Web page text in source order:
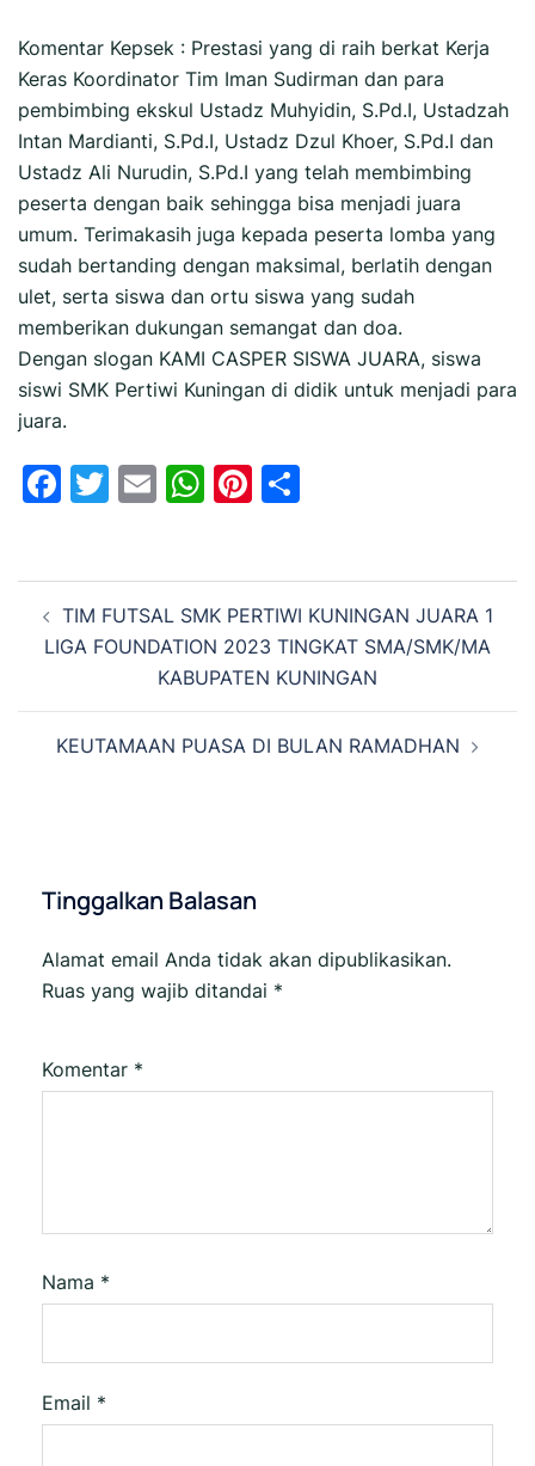
Komentar Kepsek : Prestasi yang di raih berkat Kerja
Keras Koordinator Tim Iman Sudirman dan para
pembimbing ekskul Ustadz Muhyidin, S.Pd.I, Ustadzah
Intan Mardianti, S.Pd.I, Ustadz Dzul Khoer, S.Pd.I dan
Ustadz Ali Nurudin, S.Pd.I yang telah membimbing
peserta dengan baik sehingga bisa menjadi juara
umum. Terimakasih juga kepada peserta lomba yang
sudah bertanding dengan maksimal, berlatih dengan
ulet, serta siswa dan ortu siswa yang sudah
memberikan dukungan semangat dan doa.
Dengan slogan KAMI CASPER SISWA JUARA, siswa
siswi SMK Pertiwi Kuningan di didik untuk menjadi para
juara.
Facebook
Twitter
EmailWhatsApp
Pinterest
Navigasi
Tulisan
TIM FUTSAL SMK PERTIWI KUNINGAN JUARA 1
LIGA FOUNDATION 2023 TINGKAT SMA/SMK/MA
KABUPATEN KUNINGAN
KEUTAMAAN PUASA DI BULAN RAMADHAN
Tinggalkan Balasan
Alamat email Anda tidak akan dipublikasikan.
Ruas yang wajib ditandai *
Komentar *
Nama *
Email *